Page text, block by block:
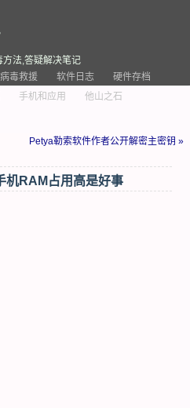
法,答疑解决笔记
病毒救援 软件日志
硬件存档
手机和应用
他山之石
Petya勒索软件作者公开解密主密钥 »
机RAM占用高是好事